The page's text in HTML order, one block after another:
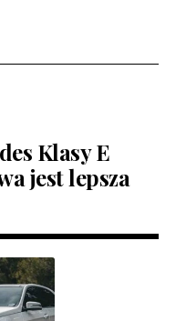
Klasy E
jest lepsza